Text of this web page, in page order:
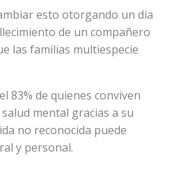
esto otorgando un día
de un compañero
las familias multiespecie
83% de quienes conviven
mental gracias a su
no reconocida puede
y personal.